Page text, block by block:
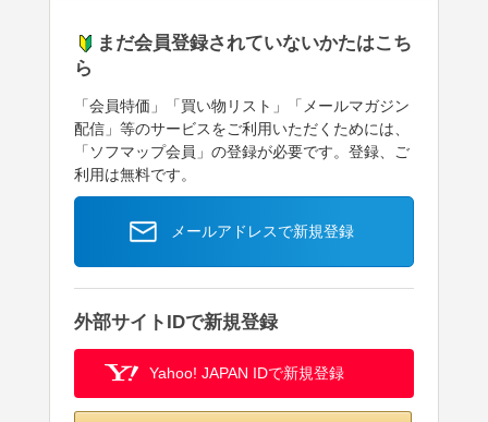
まだ会員登録されていないかたはこち
ら
「会員特価」「買い物リスト」「メールマガジン
配信」等のサービスをご利用いただくためには、
「ソフマップ会員」の登録が必要です。登録、ご
利用は無料です。
メールアドレスで新規登録
外部サイトIDで新規登録
Yahoo! JAPAN IDで新規登録